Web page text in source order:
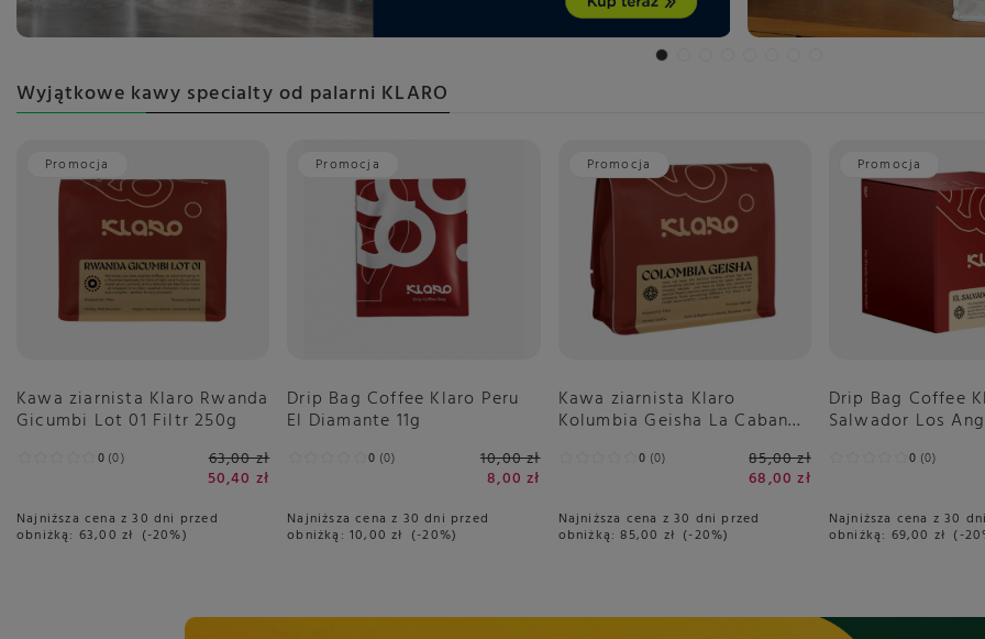
Wyjątkowe kawy specialty od palarni KLARO
Promocja
0 0
Kawa ziarnista Klaro Rwanda
Gicumbi Lot 01 Filtr 250g
63,00 zł
50,40 zł
Najniższa cena z 30 dni przed
obniżką: 63,00 zł -20%
Promocja
0 0
Drip Bag Coffee Klaro Peru
El Diamante 11g
10,00 zł
8,00 zł
Najniższa cena z 30 dni przed
obniżką:10,00 zł -20%
Promocja
0 0
Kawa ziarnista Klaro
Kolumbia Geisha La ​​Cabana
85,00 zł
68,00 zł
Najniższa cena z 30 dni przed
obniżką:85,00 zł -20%
Promocja
0 0
Drip Bag Coffee
Salwador Los
Najniższa cena z 30
obniżką: 69,00 zł -